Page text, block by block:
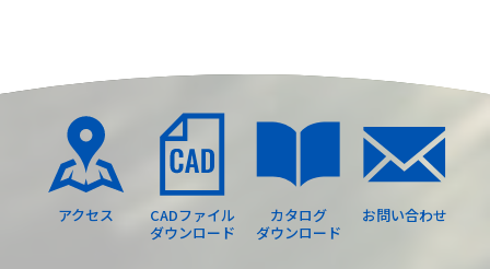
アクセス
CADファイル
ダウンロード
カタログ
ダウンロード
お問い合わせ